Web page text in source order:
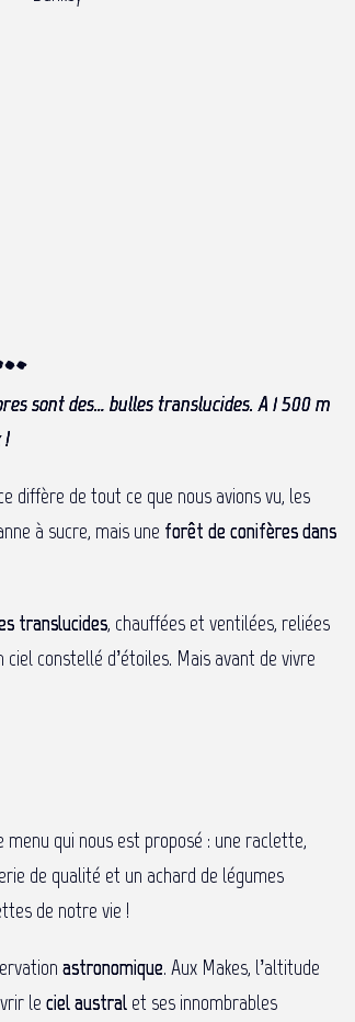
sont des… bulles translucides. A 1 500 m
!
diffère de tout ce que nous avions vu, les
à sucre, mais une forêt de conifères dans
translucides, chauffées et ventilées, reliées
constellé d’étoiles. Mais avant de vivre
qui nous est proposé : une raclette,
de qualité et un achard de légumes
de notre vie !
astronomique. Aux Makes, l’altitude
le ciel austral et ses innombrables